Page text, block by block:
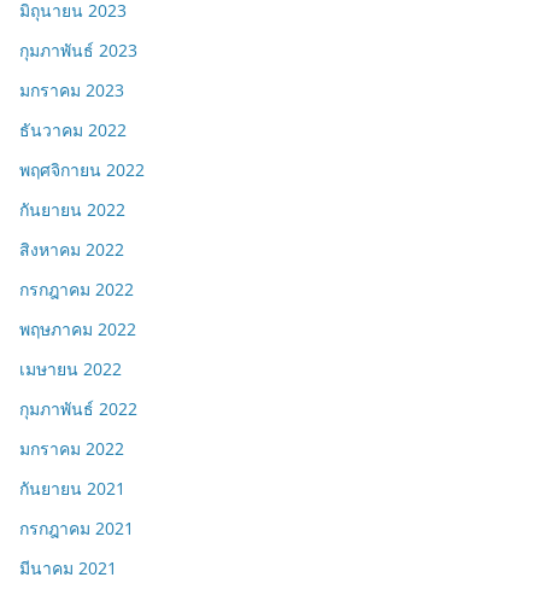
มิถุนายน 2023
กุมภาพันธ์ 2023
มกราคม 2023
ธันวาคม 2022
พฤศจิกายน 2022
กันยายน 2022
สิงหาคม 2022
กรกฎาคม 2022
พฤษภาคม 2022
เมษายน 2022
กุมภาพันธ์ 2022
มกราคม 2022
กันยายน 2021
กรกฎาคม 2021
มีนาคม 2021